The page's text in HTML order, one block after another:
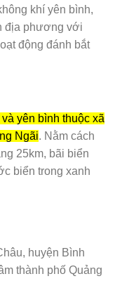
khí yên bình,
địa phương với
động đánh bắt
yên bình thuộc xã
Ngãi. Nằm cách
25km, bãi biển
biển trong xanh
huyện Bình
thành phố Quảng